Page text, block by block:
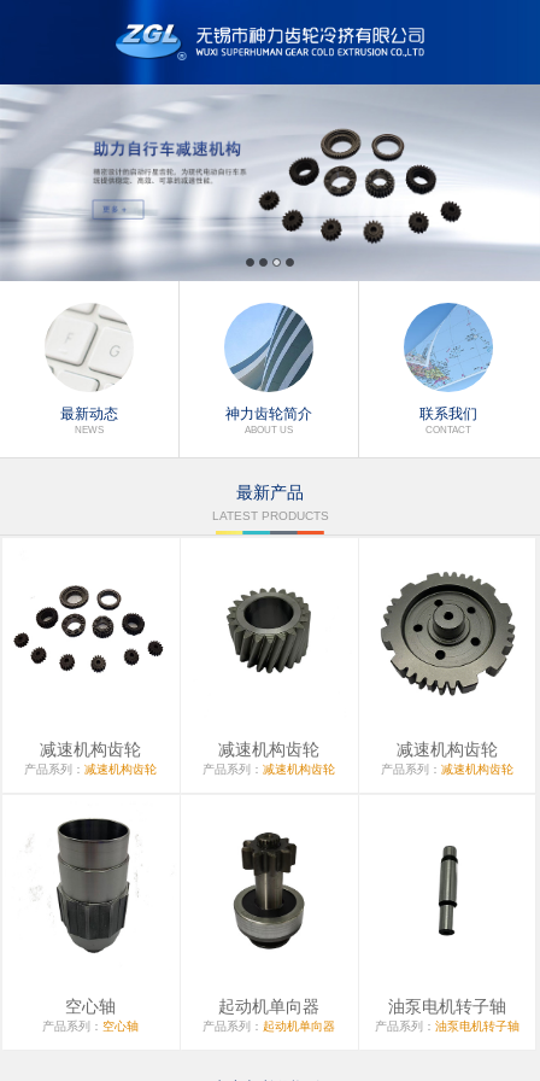
最新动态
NEWS
神力齿轮简介
ABOUT US
联系我们
CONTACT
最新产品
LATEST PRODUCTS
减速机构齿轮
产品系列：减速机构齿轮
减速机构齿轮
产品系列：减速机构齿轮
减速机构齿轮
产品系列：减速机构齿轮
空心轴
产品系列： 空心轴
起动机单向器
产品系列：起动机单向器
油泵电机转子轴
产品系列：油泵电机转子轴